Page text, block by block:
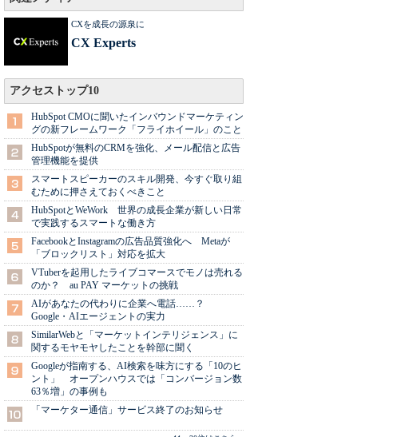
CXを成長の源泉に
CX Experts
アクセストップ10
HubSpot CMOに聞いたインバウンドマーケティン
グの新フレームワーク「フライホイール」のこと
HubSpotが無料のCRMを強化、メール配信と広告
管理機能を提供
スマートスピーカーのスキル開発、今すぐ取り組
むために押さえておくべきこと
HubSpotとWeWork 世界の成長企業が新しい日常
で実践するスマートな働き方
FacebookとInstagramの広告品質強化へ Metaが
「ブロックリスト」対応を拡大
VTuberを起用したライブコマースでモノは売れる
のか？ au PAY マーケットの挑戦
AIがあなたの代わりに企業へ電話……？
Google・AIエージェントの実力
SimilarWebと「マーケットインテリジェンス」に
関するモヤモヤしたことを幹部に聞く
Googleが指南する、AI検索を味方にする「10のヒ
ント」 オープンハウスでは「コンバージョン数
63％増」の事例も
「マーケター通信」サービス終了のお知らせ